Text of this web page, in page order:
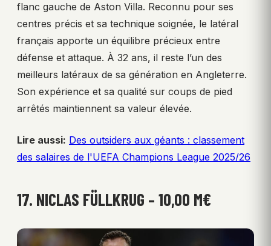
flanc gauche de Aston Villa. Reconnu pour ses
centres précis et sa technique soignée, le latéral
français apporte un équilibre précieux entre
défense et attaque. À 32 ans, il reste l’un des
meilleurs latéraux de sa génération en Angleterre.
Son expérience et sa qualité sur coups de pied
arrêtés maintiennent sa valeur élevée.
Lire aussi: Des outsiders aux géants : classement
des salaires de l'UEFA Champions League 2025/26
17. NICLAS FÜLLKRUG – 10,00 M€